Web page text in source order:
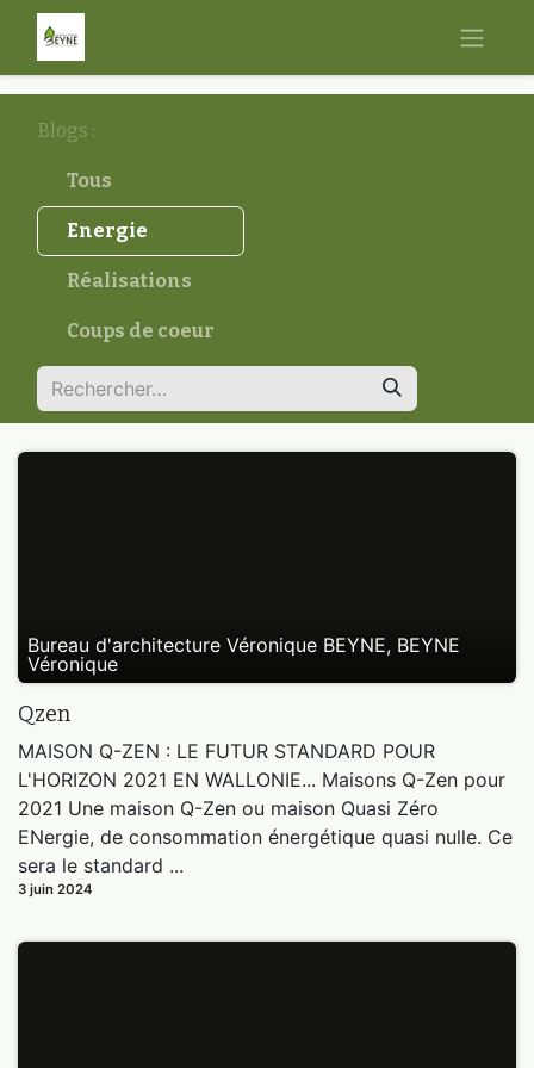
Blogs :
Tous
Energie
Réalisations
Coups de coeur
Bureau d'architecture Véronique BEYNE, BEYNE
Véronique
Qzen
MAISON Q-ZEN : LE FUTUR STANDARD POUR
L'HORIZON 2021 EN WALLONIE... Maisons Q-Zen pour
2021 Une maison Q-Zen ou maison Quasi Zéro
ENergie, de consommation énergétique quasi nulle. Ce
sera le standard ...
3 juin 2024